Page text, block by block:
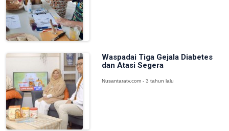
Waspadai Tiga Gejala Diabetes
dan Atasi Segera
Nusantaratv.com - 3 tahun lalu